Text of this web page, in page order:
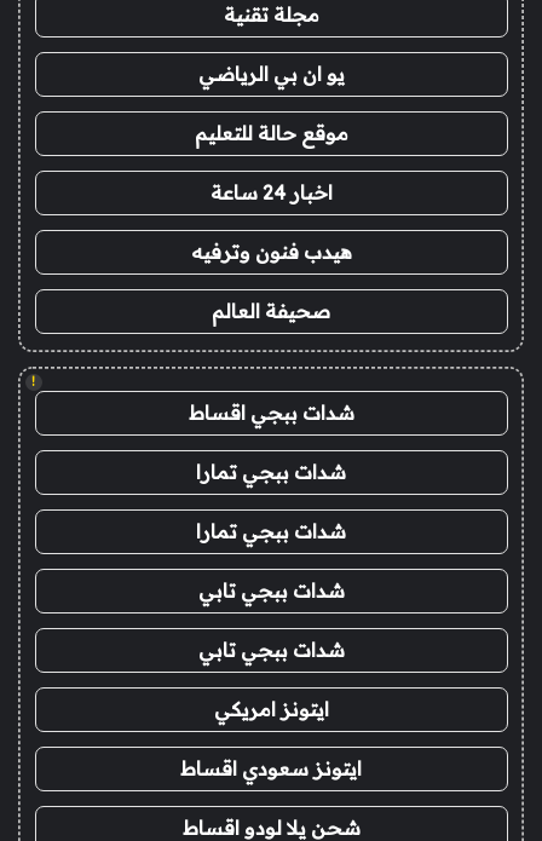
مجلة تقنية
يو ان بي الرياضي
موقع حالة للتعليم
اخبار 24 ساعة
هيدب فنون وترفيه
صحيفة العالم
!
شدات ببجي اقساط
شدات ببجي تمارا
شدات ببجي تمارا
شدات ببجي تابي
شدات ببجي تابي
ايتونز امريكي
ايتونز سعودي اقساط
شحن يلا لودو اقساط